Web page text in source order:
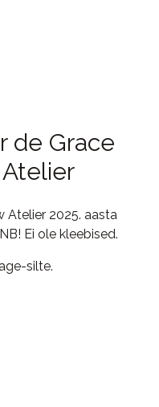
de Grace
Atelier 2025. aasta
Ei ole kleebised.
silte.